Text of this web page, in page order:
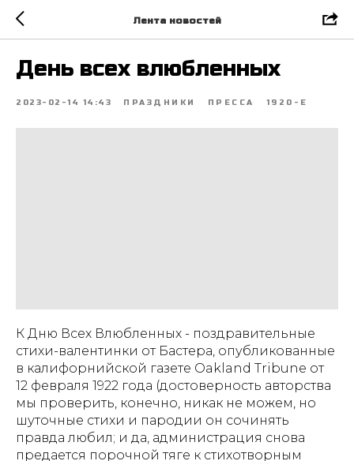
Лента новостей
День всех влюбленных
2023-02-14 14:43 ПРАЗДНИКИ ПРЕССА 1920-Е
К Дню Всех Влюбленных - поздравительные
стихи-валентинки от Бастера, опубликованные
в калифорнийской газете Oakland Tribune от
12 февраля 1922 года (достоверность авторства
мы проверить, конечно, никак не можем, но
шуточные стихи и пародии он сочинять
правда любил; и да, администрация снова
предается порочной тяге к стихотворным